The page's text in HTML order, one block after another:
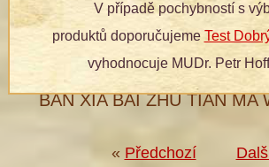
039 DRUHÝ DECH
BAN XIA BAI ZHU TIAN MA
« Předchozí
V případě pochybností s
produktů doporučujeme Test
vyhodnocuje MUDr. Petr